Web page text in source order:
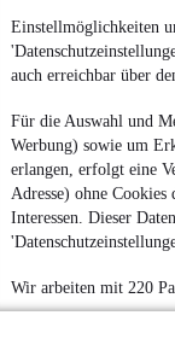
Einstellmöglichkeiten
auch erreichbar über
Für die Auswahl und
Werbung) sowie um
erlangen, erfolgt eine
Adresse) ohne
Interessen. Dieser
Wir arbeiten mit 220
Datenschutz
Erklärung zur
Report Security
Noch mehr